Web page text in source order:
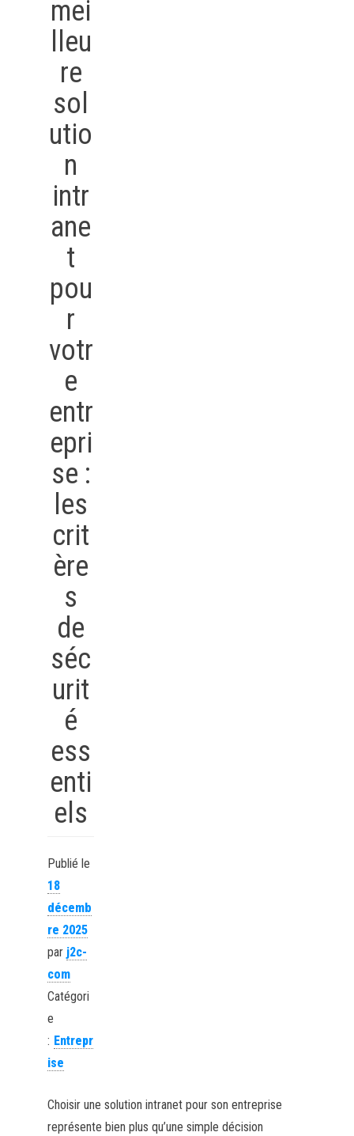
mei
lleu
re
sol
utio
n
intr
ane
t
pou
r
votr
e
entr
epri
se :
les
crit
ère
s
de
séc
urit
é
ess
enti
els
Publié le
18
décemb
re 2025
par j2c-
com
Catégori
e
: Entrepr
ise
Choisir une solution intranet pour son entreprise
représente bien plus qu’une simple décision